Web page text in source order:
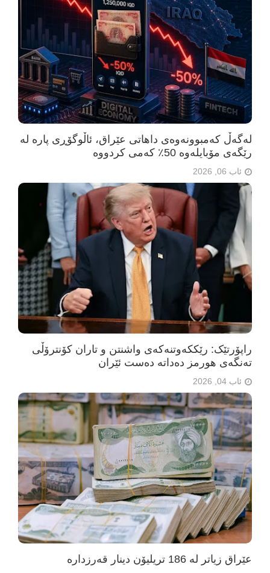
لەگەڵ کەمبوونەوەی داهاتی عێراق، ئاڵوگۆڕی پارە لە
رێگەی مۆبایلەوە 50٪ کەمی کردووە
ئاب 06, 2026
راپۆرتێک: رێککەوتنەکەی واشنتن و تاران کۆنترۆڵی
تەنگەی هورمز دەداتە دەست ئێران
ئاب 04, 2026
عێراق زیاتر لە 186 تریلیۆن دینار قەرزدارە